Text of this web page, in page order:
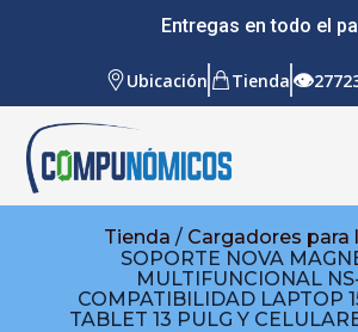
Entregas en todo el
Ubicación Tienda 👁
Tienda / Cargadores para
SOPORTE NOVA
MULTIFUNCIONAL
COMPATIBILIDAD LAPTOP
TABLET 13 PULG Y